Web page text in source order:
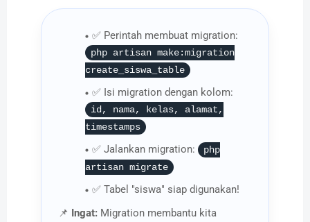
✅ Perintah membuat migration:
php artisan make:migration
create_siswa_table
✅ Isi migration dengan kolom:
id, nama, kelas, alamat,
timestamps
✅ Jalankan migration: php
artisan migrate
✅ Tabel "siswa" siap digunakan!
📌 Ingat: Migration membantu kita